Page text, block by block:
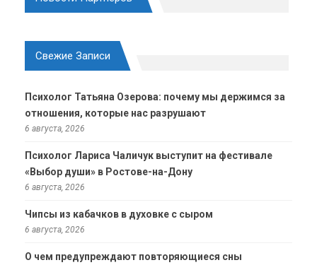
Свежие Записи
Психолог Татьяна Озерова: почему мы держимся за
отношения, которые нас разрушают
6 августа, 2026
Психолог Лариса Чаличук выступит на фестивале
«Выбор души» в Ростове-на-Дону
6 августа, 2026
Чипсы из кабачков в духовке с сыром
6 августа, 2026
О чем предупреждают повторяющиеся сны